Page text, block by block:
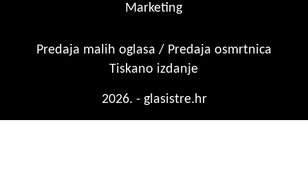
Marketing
Predaja malih oglasa / Predaja osmrtnica
Tiskano izdanje
2026. - glasistre.hr